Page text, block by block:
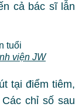
cả bác sĩ lẫn
viện JW
tại điểm tiêm,
chỉ số sau